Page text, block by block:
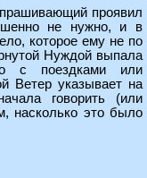
проявил
не нужно, и в
которое ему не по
Нуждой выпала
с поездками или
Ветер указывает на
говорить (или
насколько это было